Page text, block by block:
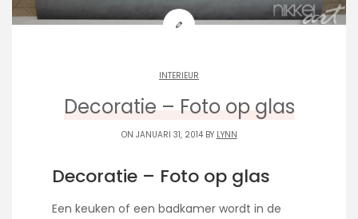
INTERIEUR
Decoratie – Foto op glas
ON JANUARI 31, 2014 BY LYNN
Decoratie – Foto op glas
Een keuken of een badkamer wordt in de